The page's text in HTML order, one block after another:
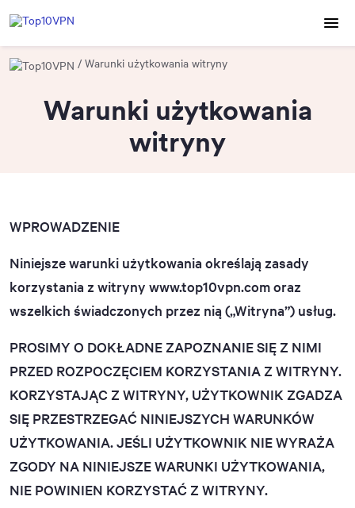
Warunki użytkowania witryny
Warunki użytkowania
witryny
WPROWADZENIE
Niniejsze warunki użytkowania określają zasady
korzystania z witryny www.top10vpn.com oraz
wszelkich świadczonych przez nią („Witryna”) usług.
PROSIMY O DOKŁADNE ZAPOZNANIE SIĘ Z NIMI
PRZED ROZPOCZĘCIEM KORZYSTANIA Z WITRYNY.
KORZYSTAJĄC Z WITRYNY, UŻYTKOWNIK ZGADZA
SIĘ PRZESTRZEGAĆ NINIEJSZYCH WARUNKÓW
UŻYTKOWANIA. JEŚLI UŻYTKOWNIK NIE WYRAŻA
ZGODY NA NINIEJSZE WARUNKI UŻYTKOWANIA,
NIE POWINIEN KORZYSTAĆ Z WITRYNY.